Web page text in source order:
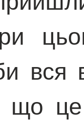
що